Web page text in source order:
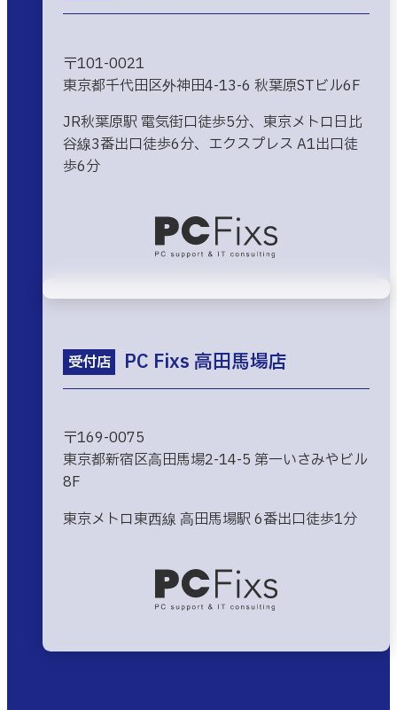
〒101-0021
東京都千代田区外神田4-13-6 秋葉原STビル6F
JR秋葉原駅 電気街口徒歩5分、東京メトロ日比
谷線3番出口徒歩6分、エクスプレス A1出口徒
歩6分
受付店 PC Fixs 高田馬場店
〒169-0075
東京都新宿区高田馬場2-14-5 第一いさみやビル
8F
東京メトロ東西線 高田馬場駅 6番出口徒歩1分